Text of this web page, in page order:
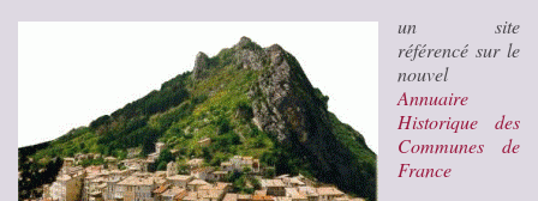
un site
référencé sur le
nouvel
Annuaire
Historique des
Communes de
France